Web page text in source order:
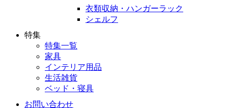
衣類収納・ハンガーラック
シェルフ
特集
特集一覧
家具
インテリア用品
生活雑貨
ベッド・寝具
お問い合わせ